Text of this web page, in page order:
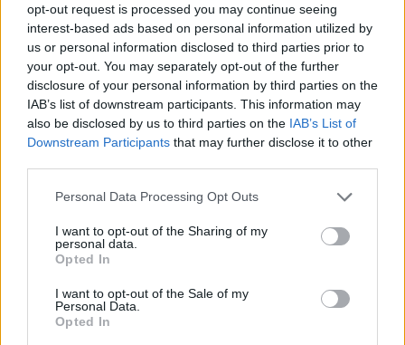
opt-out request is processed you may continue seeing
interest-based ads based on personal information utilized by
us or personal information disclosed to third parties prior to
your opt-out. You may separately opt-out of the further
disclosure of your personal information by third parties on the
IAB’s list of downstream participants. This information may
also be disclosed by us to third parties on the IAB’s List of
Downstream Participants that may further disclose it to other
Please note that this website/app uses one or more Google
not limited to your visit or usage behaviour. You may click to
grant or deny consent to Google and its third-party tags to
use your data for below specified purposes in below Google
consent section.
Personal Data Processing Opt Outs
I want to opt-out of the Sharing of my
personal data.
Opted In
I want to opt-out of the Sale of my
Personal Data.
Opted In
ΓΝΩΜΕΣ
ΠΕΝΥ ΡΟΝΤΟΓΙΑΝΝΗ
11/03/2026
στο σήμερα: Tο τρίτο
ευρωπαϊκό ραντεβού του